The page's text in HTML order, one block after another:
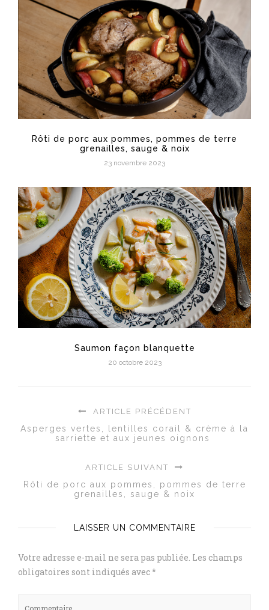
Rôti de porc aux pommes, pommes de terre
grenailles, sauge & noix
23 novembre 2023
Saumon façon blanquette
20 octobre 2023
ARTICLE PRÉCÉDENT
Asperges vertes, lentilles corail & crème à la
sarriette et aux jeunes oignons
ARTICLE SUIVANT
Rôti de porc aux pommes, pommes de terre
grenailles, sauge & noix
LAISSER UN COMMENTAIRE
Votre adresse e-mail ne sera pas publiée. Les champs
obligatoires sont indiqués avec*